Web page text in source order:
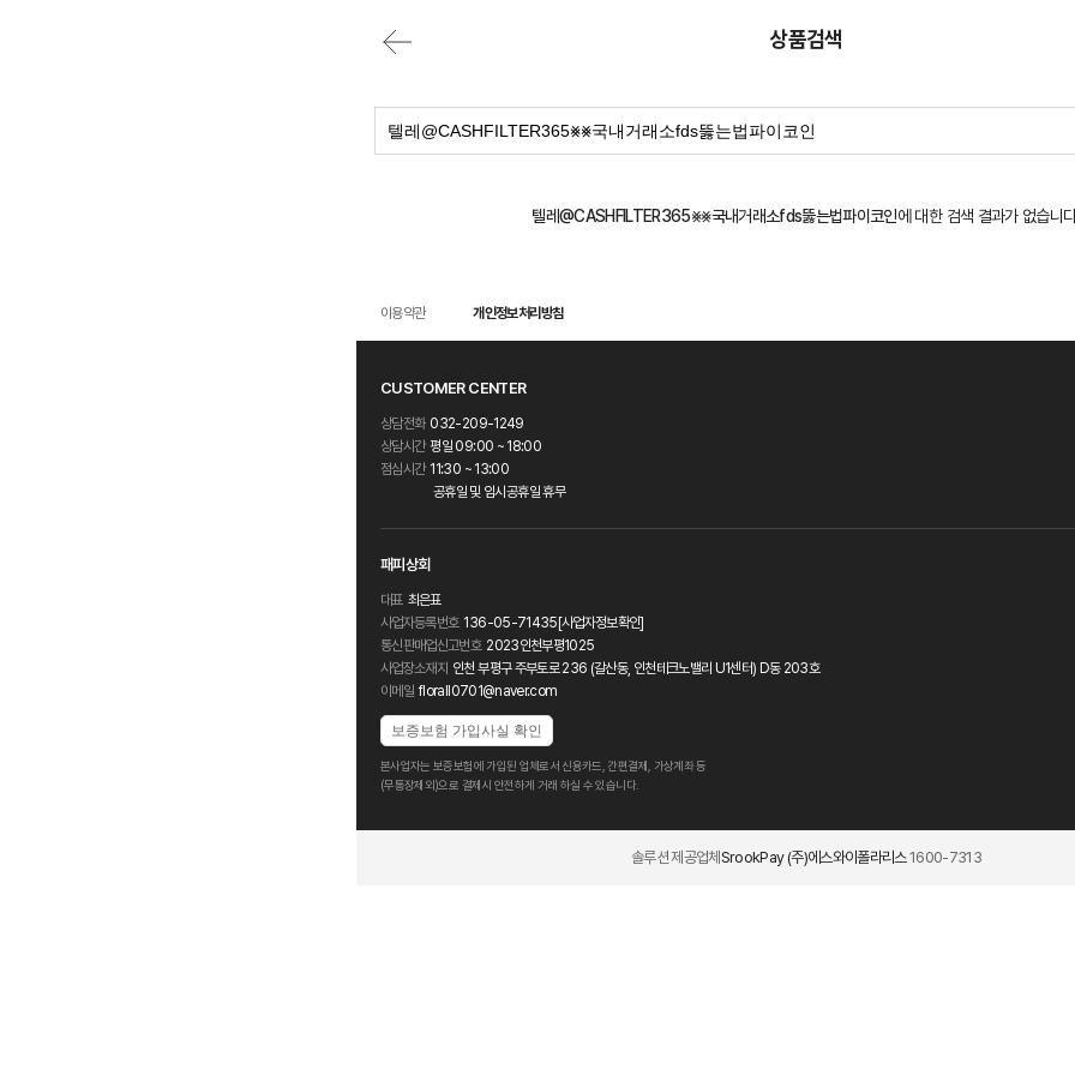
상품검색
텔레@CASHFILTER365⨳⨳국내거래소fds뚫는법파이코인에 대한 검색 결과가 없습니
이용약관 개인정보처리방침
CUSTOMER CENTER
상담전화 032-209-1249
상담시간 평일 09:00 ~ 18:00
점심시간 11:30 ~ 13:00
공휴일 및 임시공휴일 휴무
패피상회
대표 최은표
사업자등록번호 136-05-71435 [사업자정보확인]
통신판매업신고번호 2023인천부평1025
사업장소재지 인천 부평구 주부토로 236 (갈산동, 인천테크노밸리 U1센터) D동 203호
이메일 florall0701@naver.com
보증보험 가입사실 확인
본사업자는 보증보험에 가입된 업체로서 신용카드, 간편결제, 가상계좌 등
(무통장제외)으로 결제시 안전하게 거래 하실 수 있습니다.
솔루션 제공업체 SrookPay (주)에스와이폴라리스1600-7313